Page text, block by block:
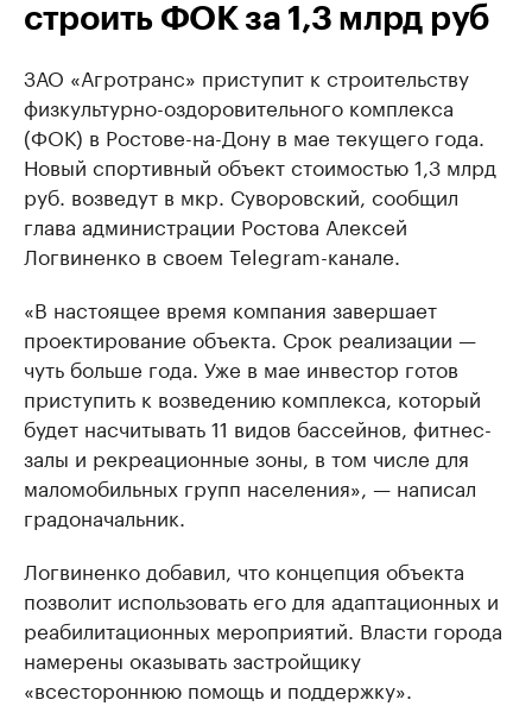
строить ФОК за 1,3 млрд руб
ЗАО «Агротранс» приступит к строительству
физкультурно-оздоровительного комплекса
(ФОК) в Ростове-на-Дону в мае текущего года.
Новый спортивный объект стоимостью 1,3 млрд
руб. возведут в мкр. Суворовский, сообщил
глава администрации Ростова Алексей
Логвиненко в своем Telegram-канале.
«В настоящее время компания завершает
проектирование объекта. Срок реализации —
чуть больше года. Уже в мае инвестор готов
приступить к возведению комплекса, который
будет насчитывать 11 видов бассейнов, фитнес-
залы и рекреационные зоны, в том числе для
маломобильных групп населения», — написал
градоначальник.
Логвиненко добавил, что концепция объекта
позволит использовать его для адаптационных и
реабилитационных мероприятий. Власти города
намерены оказывать застройщику
«всестороннюю помощь и поддержку».